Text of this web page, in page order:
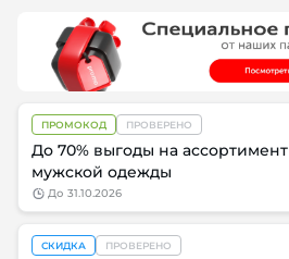
ПРОМОКОД ПРОВЕРЕНО
До 70% выгоды на ассортимент
мужской одежды
до 31.10.2026
СКИДКА ПРОВЕРЕНО